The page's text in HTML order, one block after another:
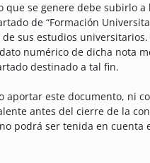
que se genere debe subirlo
de “Formación
sus estudios
numérico de dicha nota
destinado a tal fin.
aportar este documento, ni
antes del cierre de la
podrá ser tenida en cuenta